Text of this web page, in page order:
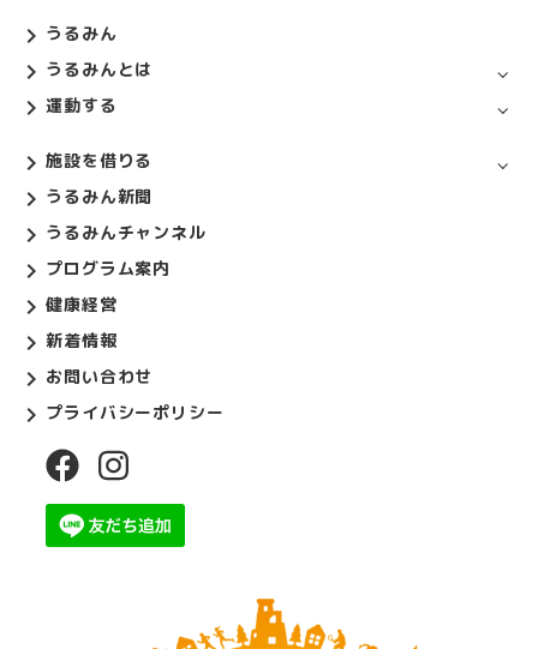
うるみん
うるみんとは
運動する
施設を借りる
うるみん新聞
うるみんチャンネル
プログラム案内
健康経営
新着情報
お問い合わせ
プライバシーポリシー